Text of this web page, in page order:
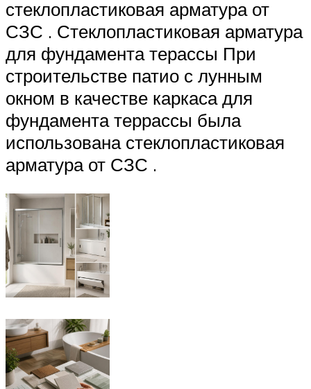
стеклопластиковая арматура от
СЗС . Стеклопластиковая арматура
для фундамента терассы При
строительстве патио с лунным
окном в качестве каркаса для
фундамента террассы была
использована стеклопластиковая
арматура от СЗС .